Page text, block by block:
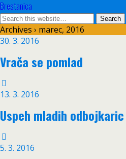
Brestanica
Archives › marec, 2016
30. 3. 2016
Vrača se pomlad
13. 3. 2016
Uspeh mladih odbojkaric
5. 3. 2016